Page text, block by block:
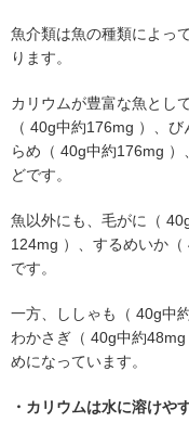
魚介類は魚の種類によっ
ります。
カリウムが豊富な魚とし
（ 40g中約176mg ）、
らめ（ 40g中約176mg
どです。
魚以外にも、毛がに（
124mg ）、するめいか
です。
一方、ししゃも（ 40g中
わかさぎ（ 40g中約
めになっています。
・カリウムは水に溶けや